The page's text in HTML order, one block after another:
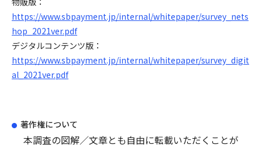
https://www.sbpayment.jp/internal/whitepaper/survey_nets
hop_2021ver.pdf
デジタルコンテンツ版：
https://www.sbpayment.jp/internal/whitepaper/survey_digit
al_2021ver.pdf
著作権について
本調査の図解／文章とも自由に転載いただくことが